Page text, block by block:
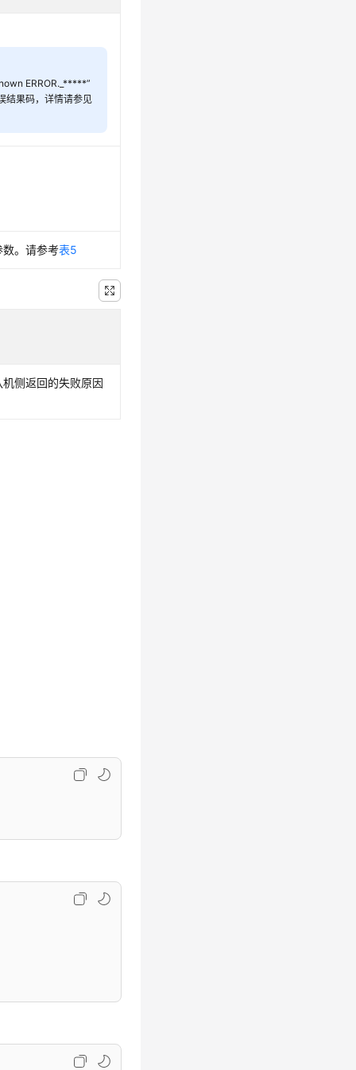
ERROR._*****”
果码，详情请参见
数。请参考表5
侧返回的失败原因